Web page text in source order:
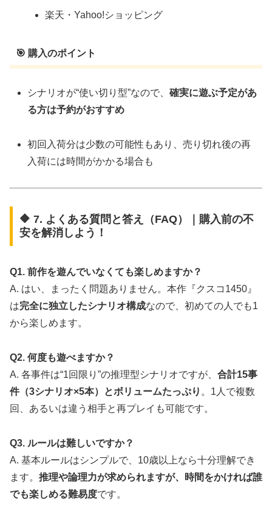
楽天・Yahoo!ショッピング
🎯 購入のポイント
シナリオが“使い切り型”なので、確実に遊ぶ予定があ
る方は予約がおすすめ
初回入荷分は少数の可能性もあり、売り切れ後の再
入荷には時間がかかる場合も
🔶 7. よくある質問と答え（FAQ）｜購入前の不
安を解消しよう！
Q1. 前作を遊んでいなくても楽しめますか？
A. はい、まったく問題ありません。本作『クスコ1450』
は完全に独立したシナリオ構成なので、初めての人でも1
から楽しめます。
Q2. 何度も遊べますか？
A. 各事件は“1回限り”の推理型シナリオですが、 合計15事
件（3シナリオ×5本）とボリュームたっぷり 。1人で複数
回、あるいは違う相手と再プレイも可能です。
Q3. ルールは難しいですか？
A. 基本ルールはシンプルで、10歳以上なら十分理解でき
ます。 推理や論理力が求められますが、時間をかければ誰
でも楽しめる難易度です。